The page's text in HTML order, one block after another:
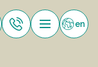
en